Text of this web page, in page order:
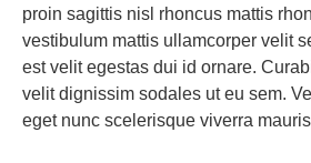
proin sagittis nisl rhoncus mattis
vestibulum mattis ullamcorper velit
est velit egestas dui id ornare.
velit dignissim sodales ut eu sem.
eget nunc scelerisque viverra